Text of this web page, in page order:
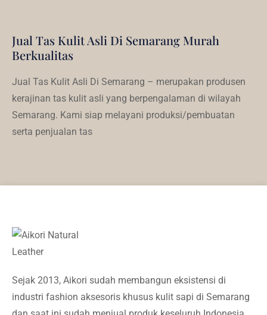
Jual Tas Kulit Asli Di Semarang Murah
Berkualitas
Jual Tas Kulit Asli Di Semarang – merupakan produsen
kerajinan tas kulit asli yang berpengalaman di wilayah
Semarang. Kami siap melayani produksi/pembuatan
serta penjualan tas
Sejak 2013, Aikori sudah membangun eksistensi di
industri fashion aksesoris khusus kulit sapi di Semarang